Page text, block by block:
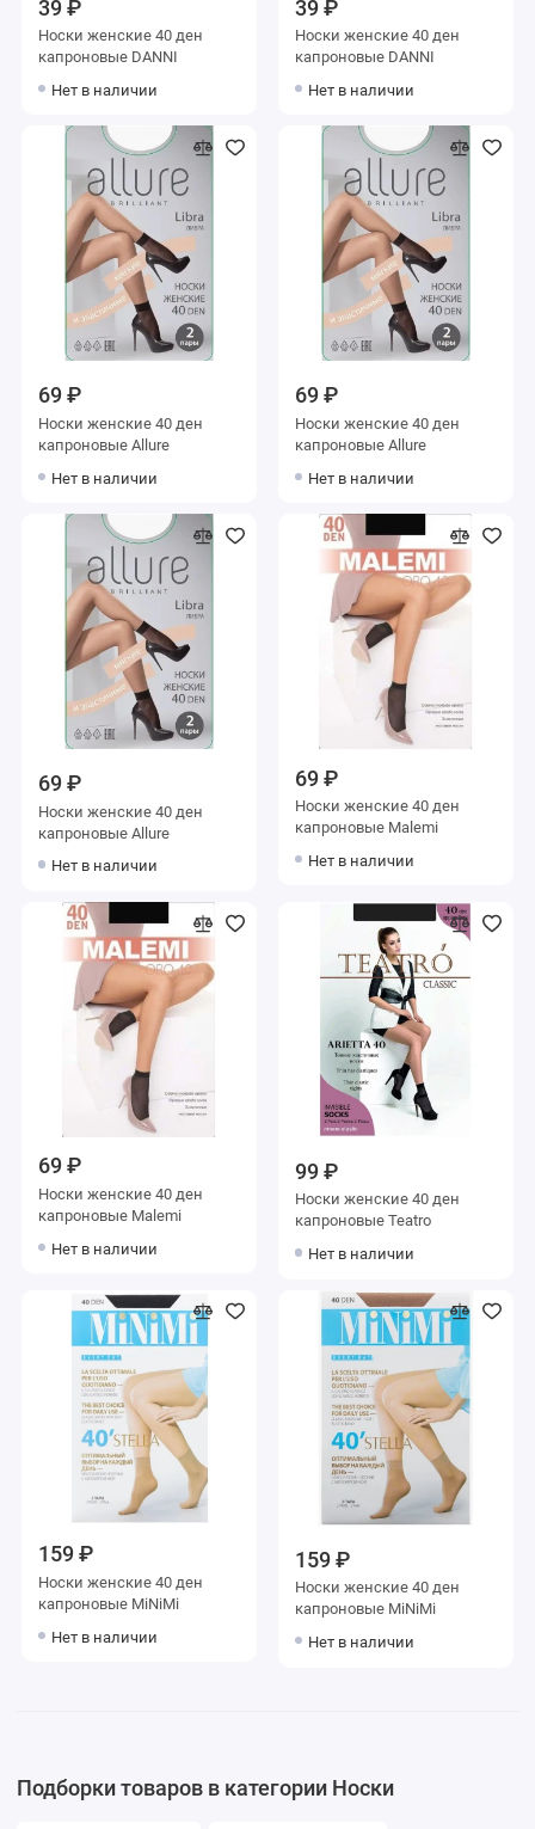
39 ₽
Носки женские 40 ден
капроновые DANNI
Нет в наличии
39 ₽
Носки женские 40 ден
капроновые DANNI
Нет в наличии
69 ₽
Носки женские 40 ден
капроновые Allure
Нет в наличии
69 ₽
Носки женские 40 ден
капроновые Allure
Нет в наличии
69 ₽
Носки женские 40 ден
капроновые Allure
Нет в наличии
69 ₽
Носки женские 40 ден
капроновые Malemi
Нет в наличии
69 ₽
Носки женские 40 ден
капроновые Malemi
Нет в наличии
99 ₽
Носки женские 40 ден
капроновые Teatro
Нет в наличии
159 ₽
Носки женские 40 ден
капроновые MiNiMi
Нет в наличии
159 ₽
Носки женские 40 ден
капроновые MiNiMi
Нет в наличии
Подборки товаров в категории Носки